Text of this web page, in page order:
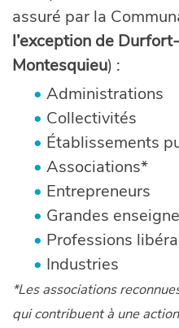
assuré par la
l’exception de
Montesquieu) :
Administrations
Collectivités
Établissements
Associations*
Entrepreneurs
Grandes
Professions
Industries
*Les associations
qui contribuent à une